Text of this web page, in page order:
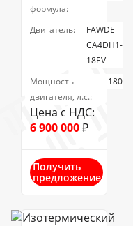
формула:
Двигатель:
FAWDE
CA4DH1-
18EV
Мощность
двигателя, л.с.:
180
Цена с НДС:
6 900 000₽
Получить
предложение